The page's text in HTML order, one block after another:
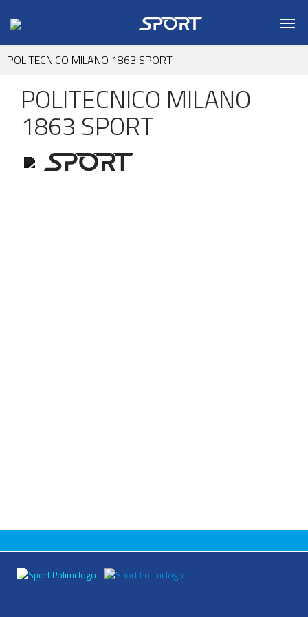
POLITECNICO MILANO 1863 SPORT
POLITECNICO MILANO
1863 SPORT